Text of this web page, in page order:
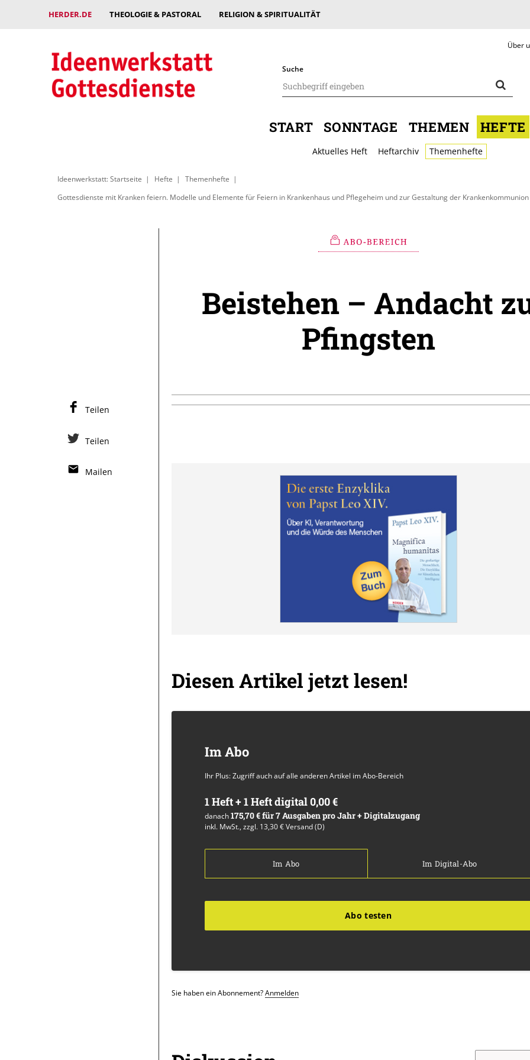
HERDER.DE THEOLOGIE & PASTORAL RELIGION & SPIRITUALITÄT
Über
Suche
START SONNTAGE THEMEN HEFTE
Aktuelles Heft Heftarchiv Themenhefte
Ideenwerkstatt: Startseite Hefte
Themenhefte
Gottesdienste mit Kranken feiern. Modelle und Elemente für Feiern in Krankenhaus und Pflegeheim und zur Gestaltung der Krankenkommunion
Beistehen – Andacht
Pfingsten
Diesen Artikel jetzt lesen!
Im Abo
Ihr Plus: Zugriff auch auf alle anderen Artikel im Abo-Bereich
1 Heft + 1 Heft digital 0,00 €
danach175,70 € für 7 Ausgaben pro Jahr + Digitalzugang
inkl. MwSt., zzgl. 13,30 € Versand (D)
Im Abo Im Digital-Abo
Abo testen
Sie haben ein Abonnement?Anmelden
Teilen
Teilen
Mailen